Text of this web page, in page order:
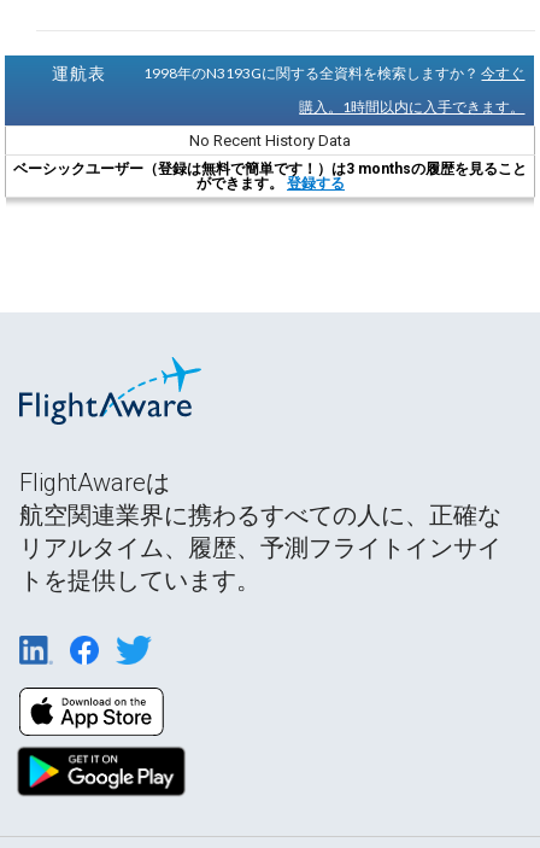
運航表 1998年のN3193Gに関する全資料を検索しますか？今すぐ
購入。1時間以内に入手できます。
No Recent History Data
ベーシックユーザー（登録は無料で簡単です！）は3 monthsの履歴を見ること
ができます。 登録する
FlightAwareは
航空関連業界に携わるすべての人に、正確な
リアルタイム、履歴、予測フライトインサイ
トを提供しています。